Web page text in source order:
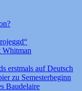
Whitman
erstmals auf Deutsch
zu Semesterbeginn
Baudelaire